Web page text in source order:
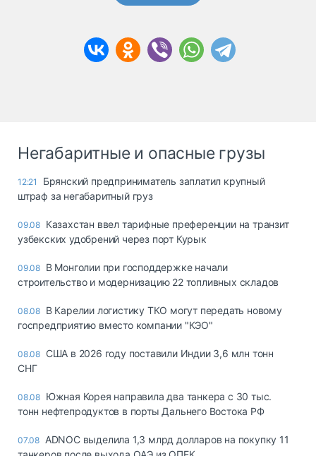
Негабаритные и опасные грузы
12:21
Брянский предприниматель заплатил крупный
штраф за негабаритный груз
09.08 Казахстан ввел тарифные преференции на транзит
узбекских удобрений через порт Курык
09.08 В Монголии при господдержке начали
строительство и модернизацию 22 топливных складов
08.08 В Карелии логистику ТКО могут передать новому
госпредприятию вместо компании "КЭО"
08.08 США в 2026 году поставили Индии 3,6 млн тонн
СНГ
08.08 Южная Корея направила два танкера с 30 тыс.
тонн нефтепродуктов в порты Дальнего Востока РФ
07.08 ADNOC выделила 1,3 млрд долларов на покупку 11